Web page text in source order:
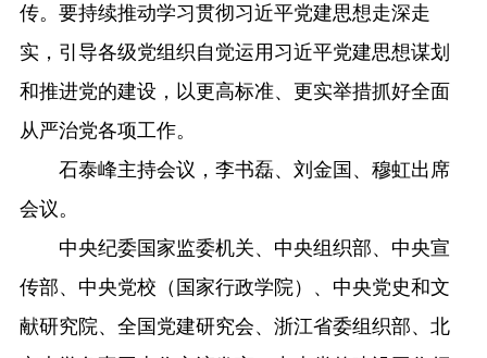
传。要持续推动学习贯彻习近平党建思想走深走
实，引导各级党组织自觉运用习近平党建思想谋划
和推进党的建设，以更高标准、更实举措抓好全面
从严治党各项工作。
石泰峰主持会议，李书磊、刘金国、穆虹出席
会议。
中央纪委国家监委机关、中央组织部、中央宣
传部、中央党校（国家行政学院）、中央党史和文
献研究院、全国党建研究会、浙江省委组织部、北